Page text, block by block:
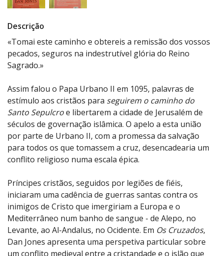
Descrição
«Tomai este caminho e obtereis a remissão dos vossos
pecados, seguros na indestrutível glória do Reino
Sagrado.»
Assim falou o Papa Urbano II em 1095, palavras de
estímulo aos cristãos para seguirem o caminho do
Santo Sepulcroe libertarem a cidade de Jerusalém de
séculos de governação islâmica. O apelo a esta união
por parte de Urbano II, com a promessa da salvação
para todos os que tomassem a cruz, desencadearia um
conflito religioso numa escala épica.
Príncipes cristãos, seguidos por legiões de fiéis,
iniciaram uma cadência de guerras santas contra os
inimigos de Cristo que imergiriam a Europa e o
Mediterrâneo num banho de sangue - de Alepo, no
Levante, ao Al-Andalus, no Ocidente. Em Os Cruzados,
Dan Jones apresenta uma perspetiva particular sobre
um conflito medieval entre a cristandade e o islão que